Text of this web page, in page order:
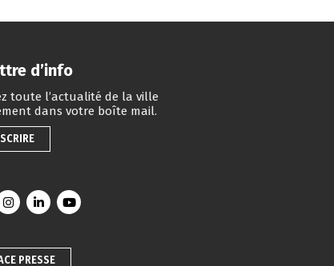
d’info
toute l’actualité de la ville
dans votre boîte mail.
le compte Facebook
Lien vers le compte Instagram
Lien vers le compte Linkedin
Lien vers la chaîne Youtube
PRESSE